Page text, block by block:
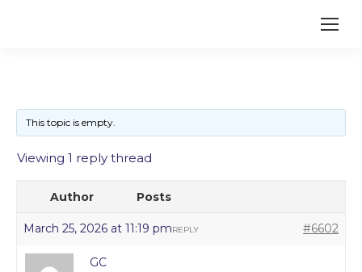
This topic is empty.
Viewing 1 reply thread
Author Posts
March 25, 2026 at 11:19 pm #6602
REPLY
GC